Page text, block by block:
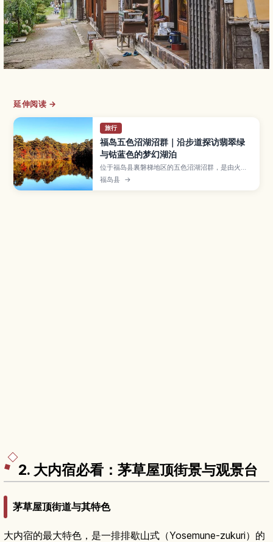
延伸阅读 →
旅行
福岛五色沼湖沼群｜沿步道探访翡翠绿
与钴蓝色的梦幻湖泊
位于福岛县裏磐梯地区的五色沼湖沼群，是由火山
活动形成的一连串彩色湖泊，湖水随矿物与光线变
化呈现翡翠绿、宝石蓝等多种色彩。本文介绍五色
福岛县 →
2. 大内宿必看：茅草屋顶街景与观景台
茅草屋顶街道与其特色
大内宿的最大特色，是一排排歇山式（Yosemune-zukuri）的